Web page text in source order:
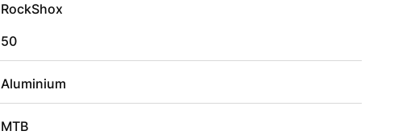
RockShox
50
Aluminium
MTB